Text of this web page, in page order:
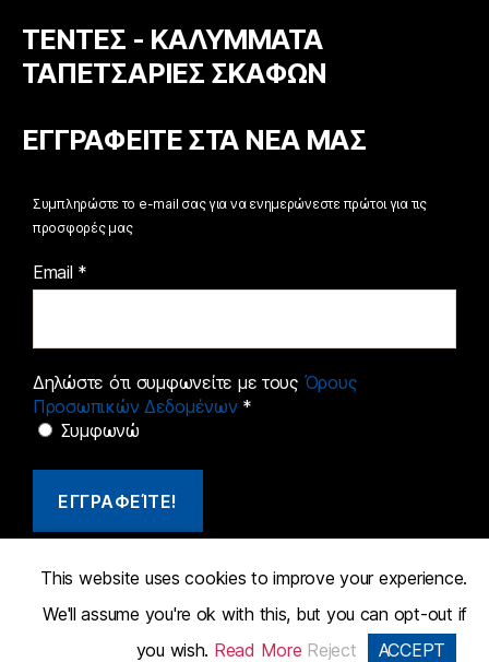
This website uses cookies to improve your experience.
We'll assume you're ok with this, but you can opt-out if
you wish. Read More Reject ACCEPT
ΤΕΝΤΕΣ - ΚΑΛΥΜΜΑΤΑ
ΤΑΠΕΤΣΑΡΙΕΣ ΣΚΑΦΩΝ
ΕΓΓΡΑΦΕΙΤΕ ΣΤΑ ΝΕΑ ΜΑΣ
Συμπληρώστε το e-mail σας για να ενημερώνεστε πρώτοι για τις
προσφορές μας
Email *
Δηλώστε ότι συμφωνείτε με τους Όρους
Προσωπικών Δεδομένων *
Συμφωνώ
Search